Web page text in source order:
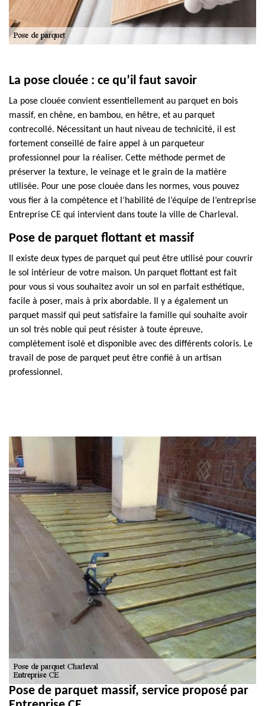
La pose clouée : ce qu’il faut savoir
La pose clouée convient essentiellement au parquet en bois
massif, en chêne, en bambou, en hêtre, et au parquet
contrecollé. Nécessitant un haut niveau de technicité, il est
fortement conseillé de faire appel à un parqueteur
professionnel pour la réaliser. Cette méthode permet de
préserver la texture, le veinage et le grain de la matière
utilisée. Pour une pose clouée dans les normes, vous pouvez
vous fier à la compétence et l’habilité de l’équipe de l’entreprise
Entreprise CE qui intervient dans toute la ville de Charleval.
Pose de parquet flottant et massif
Il existe deux types de parquet qui peut être utilisé pour couvrir
le sol intérieur de votre maison. Un parquet flottant est fait
pour vous si vous souhaitez avoir un sol en parfait esthétique,
facile à poser, mais à prix abordable. Il y a également un
parquet massif qui peut satisfaire la famille qui souhaite avoir
un sol très noble qui peut résister à toute épreuve,
complètement isolé et disponible avec des différents coloris. Le
travail de pose de parquet peut être confié à un artisan
professionnel.
Pose de parquet massif, service proposé par